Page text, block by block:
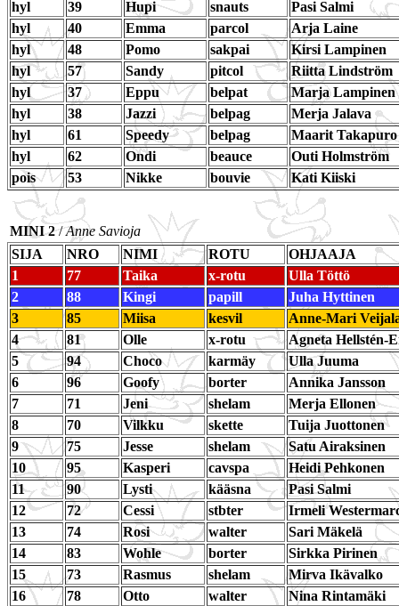
hyl
39 Hupi snauts
Pasi Salmi
hyl
40 Emma parcol
Arja Laine
hyl
48 Pomo sakpai
Kirsi Lampinen
hyl
57 Sandy pitcol
Riitta Lindström
hyl
37 Eppu belpat
Marja Lampinen
hyl
38 Jazzi belpag
Merja Jalava
hyl
61 Speedy belpag
Maarit Takapuro
hyl
62 Ondi beauce
Outi Holmström
pois
53 Nikke bouvie Kati Kiiski
MINI 2/Anne Savioja
SIJA
NRO NIMI ROTU
OHJAAJA
1
77 Taika x-rotu
Ulla Töttö
2
88 Kingi papill
Juha Hyttinen
3
85 Miisa kesvil
Anne-Mari
4
81 Olle x-rotu
Agneta Hellstén-
5
94 Choco karmäy
Ulla Juuma
6
96 Goofy borter
Annika Jansson
7
71 Jeni shelam
Merja Ellonen
8
70 Vilkku skette
Tuija Juottonen
9
75 Jesse shelam
Satu Airaksinen
10
95 Kasperi cavspa
Heidi Pehkonen
11
90 Lysti kääsna
Pasi Salmi
12
72 Cessi stbter
Irmeli
13
74 Rosi walter
Sari Mäkelä
14
83 Wohle borter
Sirkka Pirinen
15
73 Rasmus shelam
Mirva Ikävalko
16
78 Otto walter
Nina Rintamäki